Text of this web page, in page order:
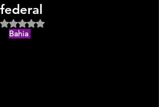
federal
Avaliado com NaN de 5 estrelas.
Bahia